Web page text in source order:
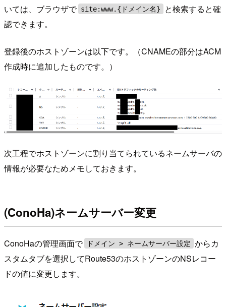
いては、ブラウザで site:www.{ドメイン名}
と検索すると確
認できます。
登録後のホストゾーンは以下です。（CNAMEの部分はACM
作成時に追加したものです。）
次工程でホストゾーンに割り当てられているネームサーバの
情報が必要なためメモしておきます。
(ConoHa)ネームサーバー変更
ConoHaの管理画面で ドメイン > ネームサーバー設定 からカ
スタムタブを選択してRoute53のホストゾーンのNSレコー
ドの値に変更します。